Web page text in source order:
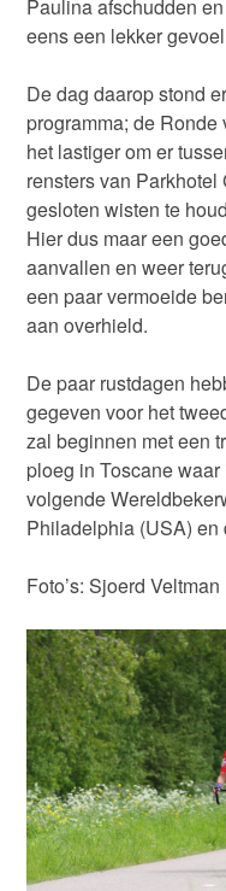
Paulina afschudden
eens een lekker
De dag daarop stond
programma; de
het lastiger om er
rensters van
gesloten wisten te
Hier dus maar een
aanvallen en weer
een paar vermoeide
aan overhield.
De paar rustdagen
gegeven voor het
zal beginnen met een
ploeg in Toscane
volgende
Philadelphia (USA) en
Foto’s: Sjoerd Veltman